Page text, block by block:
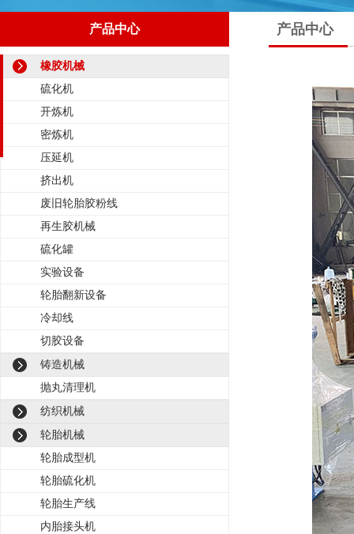
产品中心
橡胶机械
硫化机
开炼机
密炼机
压延机
挤出机
废旧轮胎胶粉线
再生胶机械
硫化罐
实验设备
轮胎翻新设备
冷却线
切胶设备
铸造机械
抛丸清理机
纺织机械
轮胎机械
轮胎成型机
轮胎硫化机
轮胎生产线
内胎接头机
产品中心